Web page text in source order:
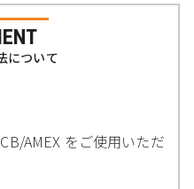
について
AMEX をご使用いただ